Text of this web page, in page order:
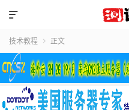

技术教程  正文